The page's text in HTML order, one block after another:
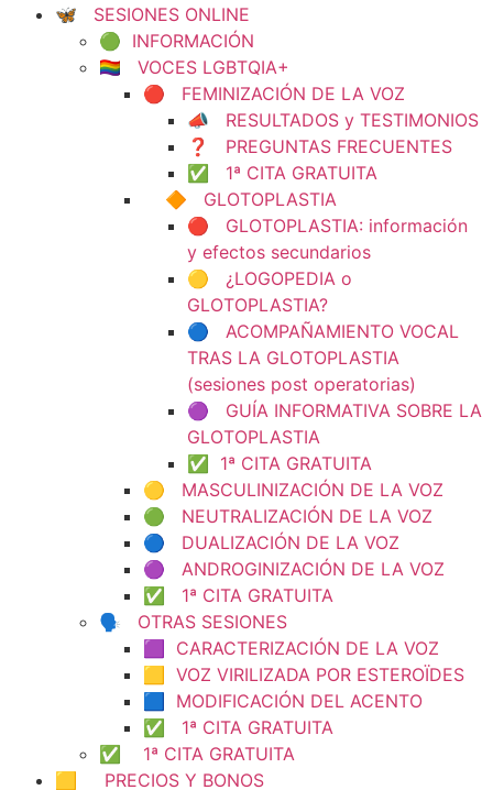
🦋 SESIONES ONLINE
🟢 INFORMACIÓN
🏳️‍🌈 VOCES LGBTQIA+
🔴 FEMINIZACIÓN DE LA VOZ
📣 RESULTADOS y TESTIMONIOS
❓ PREGUNTAS FRECUENTES
✅ 1ª CITA GRATUITA
🔶 GLOTOPLASTIA
🔴 GLOTOPLASTIA: información
y efectos secundarios
🟡 ¿LOGOPEDIA o
GLOTOPLASTIA?
🔵 ACOMPAÑAMIENTO VOCAL
TRAS LA GLOTOPLASTIA
(sesiones post operatorias)
🟣 GUÍA INFORMATIVA SOBRE LA
GLOTOPLASTIA
✅ 1ª CITA GRATUITA
🟡 MASCULINIZACIÓN DE LA VOZ
🟢 NEUTRALIZACIÓN DE LA VOZ
🔵 DUALIZACIÓN DE LA VOZ
🟣 ANDROGINIZACIÓN DE LA VOZ
✅ 1ª CITA GRATUITA
🗣️ OTRAS SESIONES
🟪 CARACTERIZACIÓN DE LA VOZ
🟨 VOZ VIRILIZADA POR ESTEROÏDES
🟦 MODIFICACIÓN DEL ACENTO
✅ 1ª CITA GRATUITA
✅ 1ª CITA GRATUITA
🟨 PRECIOS Y BONOS